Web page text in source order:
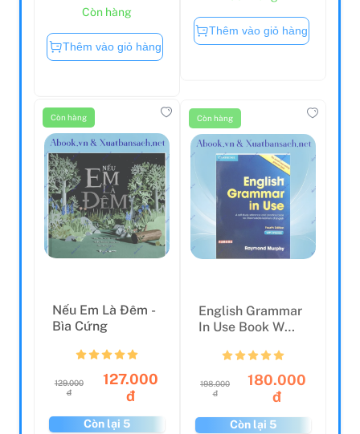
Còn hàng
Thêm vào giỏ hàng
Thêm vào giỏ hàng
Còn hàng
Nếu Em Là Đêm -
Bìa Cứng
129.000
đ
127.000
đ
Còn lại 5
Còn hàng
English Grammar
In Use Book W
198.000
đ
180.000
đ
Còn lại 5